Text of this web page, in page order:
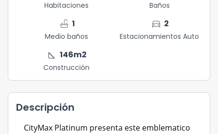
Habitaciones Baños
faucet 1
Medio baños
directions_car 2
Estacionamientos Auto
square_foot 146m2
Construcción
Descripción
CityMax Platinum presenta este emblematico